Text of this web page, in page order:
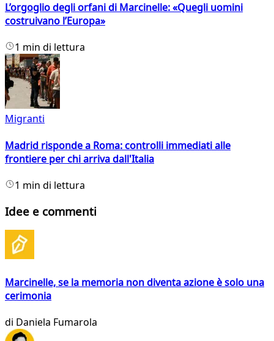
L’orgoglio degli orfani di Marcinelle: «Quegli uomini
costruivano l’Europa»
1 min di lettura
Migranti
Madrid risponde a Roma: controlli immediati alle
frontiere per chi arriva dall'Italia
1 min di lettura
Idee e commenti
Marcinelle, se la memoria non diventa azione è solo una
cerimonia
di Daniela Fumarola